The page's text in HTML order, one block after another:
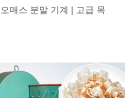
매스 분말 기계 | 고급 목